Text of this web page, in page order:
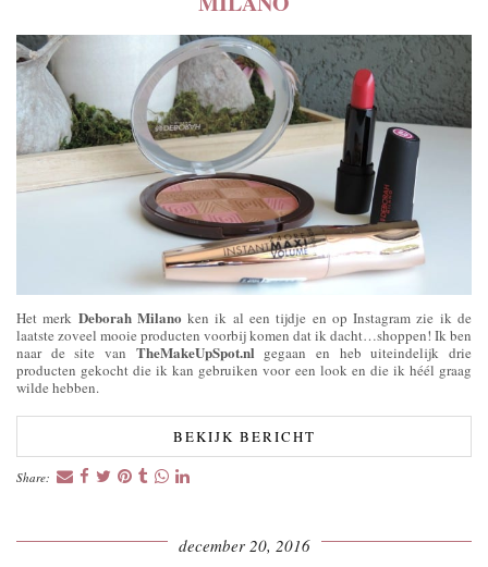
Het merk Deborah Milano ken ik al een tijdje en op Instagram zie ik de
laatste zoveel mooie producten voorbij komen dat ik dacht…shoppen! Ik ben
naar de site van TheMakeUpSpot.nl gegaan en heb uiteindelijk drie
producten gekocht die ik kan gebruiken voor een look en die ik héél graag
wilde hebben.
BEKIJK BERICHT
Share:
december 20, 2016